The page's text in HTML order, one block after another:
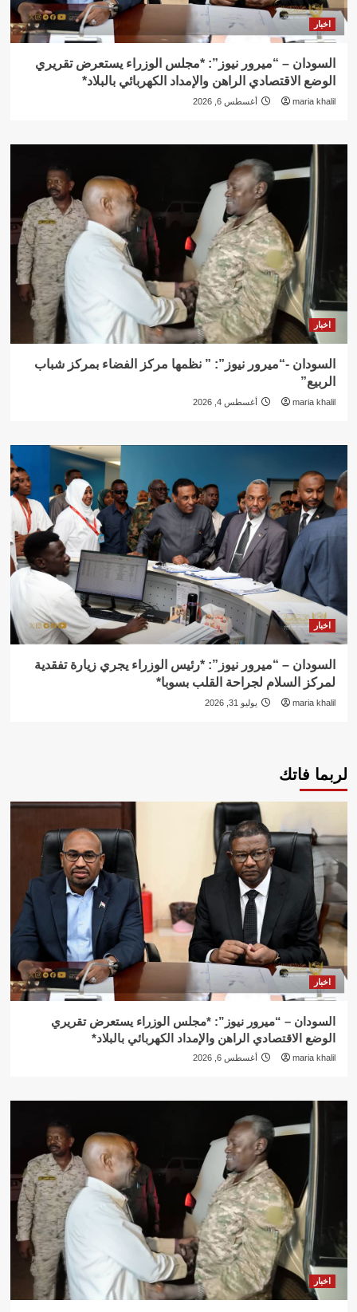
اخبار
السودان – “ميرور نيوز”: *مجلس الوزراء يستعرض تقريري
الوضع الاقتصادي الراهن والإمداد الكهربائي بالبلاد*
maria khalil أغسطس 6, 2026
اخبار
السودان -“ميرور نيوز”: ” نظمها مركز الفضاء بمركز شباب
الربيع”
maria khalil أغسطس 4, 2026
اخبار
السودان – “ميرور نيوز”: *رئيس الوزراء يجري زيارة تفقدية
لمركز السلام لجراحة القلب بسوبا*
maria khalil يوليو 31, 2026
لربما فاتك
اخبار
السودان – “ميرور نيوز”: *مجلس الوزراء يستعرض تقريري
الوضع الاقتصادي الراهن والإمداد الكهربائي بالبلاد*
maria khalil أغسطس 6, 2026
اخبار